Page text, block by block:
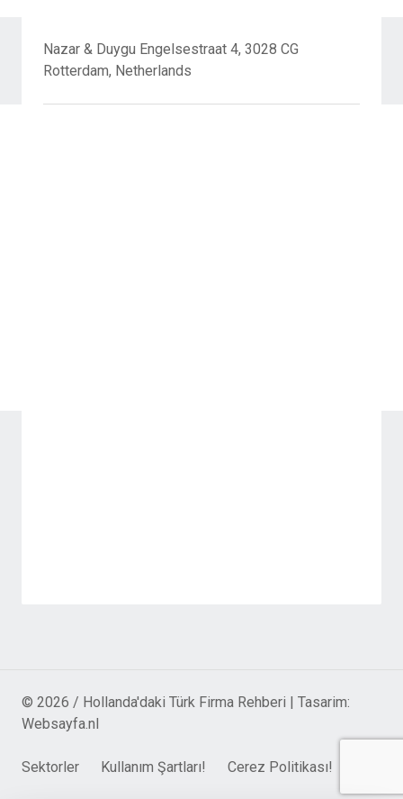
Nazar & Duygu Engelsestraat 4, 3028 CG
Rotterdam, Netherlands
© 2026 / Hollanda'daki Türk Firma Rehberi | Tasarim:
Websayfa.nl
Sektorler Kullanım Şartları! Cerez Politikası!